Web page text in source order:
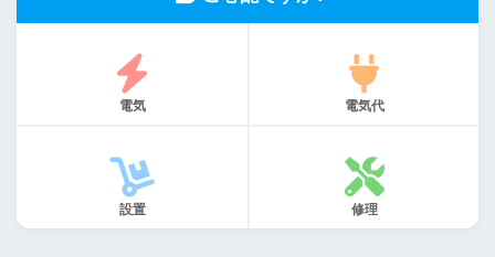
電気 電気代
設置 修理